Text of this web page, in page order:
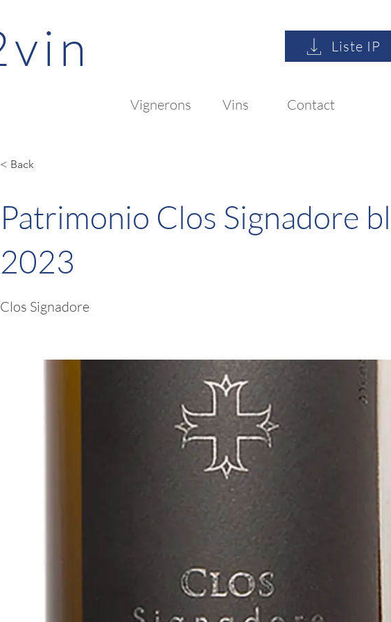
Liste IP
Vignerons Vins Contact
< Back
Patrimonio Clos Signadore
2023
Clos Signadore